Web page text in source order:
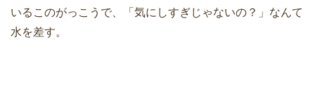
いるこのがっこうで、「気にしすぎじゃないの？」なんて
水を差す。